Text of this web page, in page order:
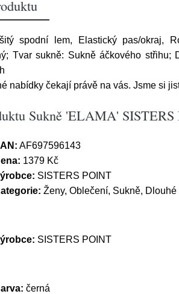
spodní lem, Elastický pas/okraj,
Tvar sukně: Sukně áčkového
nabídky čekají právě na vás. Jsme si
Sukně 'ELAMA' SISTERS
AF697596143
1379 Kč
SISTERS POINT
Ženy, Oblečení, Sukně, Dlouhé
SISTERS POINT
černá